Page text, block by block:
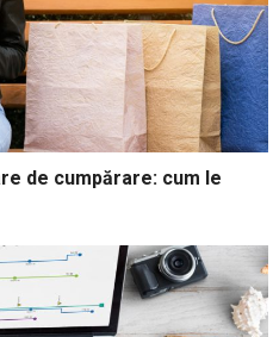
de cumpărare: cum le